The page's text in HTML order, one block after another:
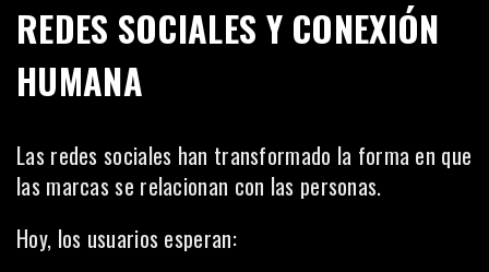
REDES SOCIALES Y CONEXIÓN
HUMANA
Las redes sociales han transformado la forma en que
las marcas se relacionan con las personas.
Hoy, los usuarios esperan: